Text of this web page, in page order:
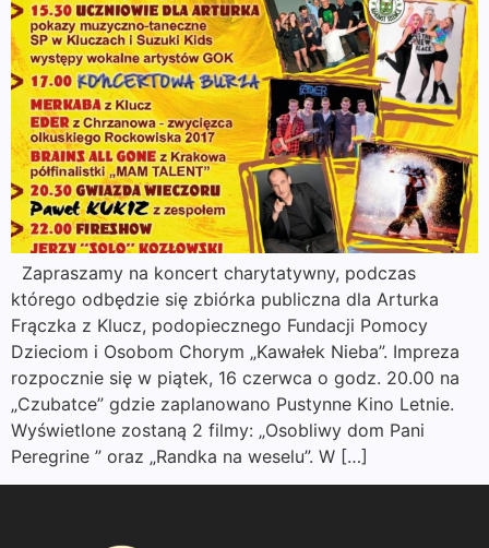
Zapraszamy na koncert charytatywny, podczas
którego odbędzie się zbiórka publiczna dla Arturka
Frączka z Klucz, podopiecznego Fundacji Pomocy
Dzieciom i Osobom Chorym „Kawałek Nieba”. Impreza
rozpocznie się w piątek, 16 czerwca o godz. 20.00 na
„Czubatce” gdzie zaplanowano Pustynne Kino Letnie.
Wyświetlone zostaną 2 filmy: „Osobliwy dom Pani
Peregrine ” oraz „Randka na weselu”. W […]